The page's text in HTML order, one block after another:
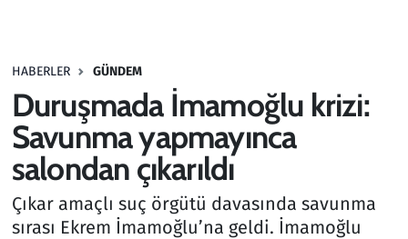
HABERLER GÜNDEM
Duruşmada İmamoğlu krizi:
Savunma yapmayınca
salondan çıkarıldı
Çıkar amaçlı suç örgütü davasında savunma
sırası Ekrem İmamoğlu’na geldi. İmamoğlu
Haber
Kültür Sanat
Kurumsal Haberler
Lezzet Durağı